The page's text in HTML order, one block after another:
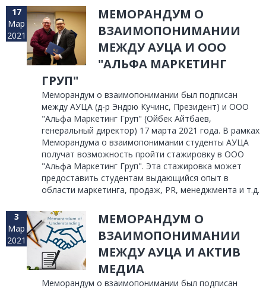
17
Мар
2021
МЕМОРАНДУМ О
ВЗАИМОПОНИМАНИИ
МЕЖДУ АУЦА И ООО
"АЛЬФА МАРКЕТИНГ
ГРУП"
Меморандум о взаимопонимании был подписан
между АУЦА (д-р Эндрю Кучинс, Президент) и ООО
"Альфа Маркетинг Груп" (Ойбек Айтбаев,
генеральный директор) 17 марта 2021 года. В рамках
Меморандума о взаимопонимании студенты АУЦА
получат возможность пройти стажировку в ООО
"Альфа Маркетинг Груп". Эта стажировка может
предоставить студентам выдающийся опыт в
области маркетинга, продаж, PR, менеджмента и т.д.
3
Мар
2021
МЕМОРАНДУМ О
ВЗАИМОПОНИМАНИИ
МЕЖДУ АУЦА И АКТИВ
МЕДИА
Меморандум о взаимопонимании был подписан